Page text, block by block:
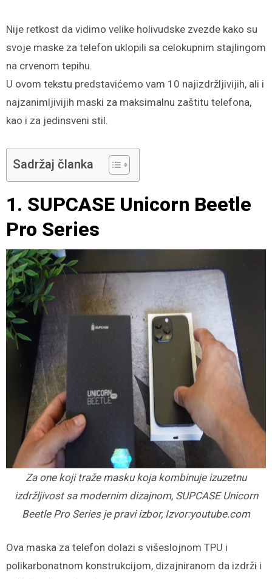
Nije retkost da vidimo velike holivudske zvezde kako su
svoje maske za telefon uklopili sa celokupnim stajlingom
na crvenom tepihu.
U ovom tekstu predstavićemo vam 10 najizdržljivijih, ali i
najzanimljivijih maski za maksimalnu zaštitu telefona,
kao i za jedinsveni stil.
Sadržaj članka
1. SUPCASE Unicorn Beetle
Pro Series
Za one koji traže masku koja kombinuje izuzetnu
izdržljivost sa modernim dizajnom, SUPCASE Unicorn
Beetle Pro Series je pravi izbor, Izvor:youtube.com
Ova maska za telefon dolazi s višeslojnom TPU i
polikarbonatnom konstrukcijom, dizajniranom da izdrži i